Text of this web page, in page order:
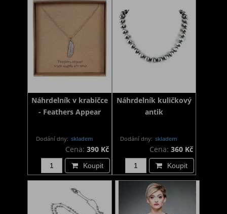
Náhrdelník v krabičce
- Feathers Appear
Dodání dny: skladem
Cena: 390 Kč
Koupit
Náhrdelník kuličkový
antik
Dodání dny: skladem
Cena:360 Kč
Koupit